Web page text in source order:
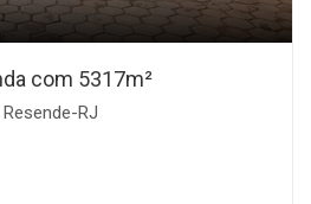
com 5317m²
RJ